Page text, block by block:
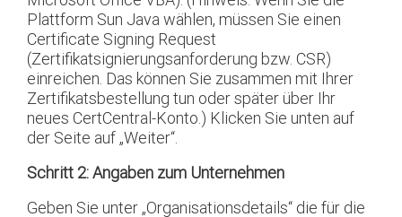
Plattform Sun Java wählen, müssen Sie einen
Certificate Signing Request
(Zertifikatsignierungsanforderung bzw. CSR)
einreichen. Das können Sie zusammen mit Ihrer
Zertifikatsbestellung tun oder später über Ihr
neues CertCentral-Konto.) Klicken Sie unten auf
der Seite auf „Weiter“.
Schritt 2: Angaben zum Unternehmen
Geben Sie unter „Organisationsdetails“ die für die